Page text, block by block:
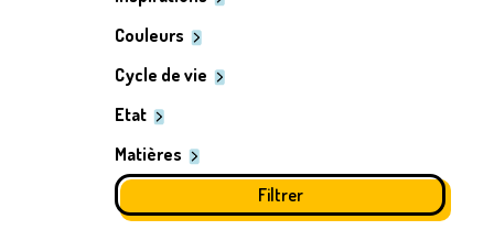
Couleurs
Cycle de vie
Etat
Matières